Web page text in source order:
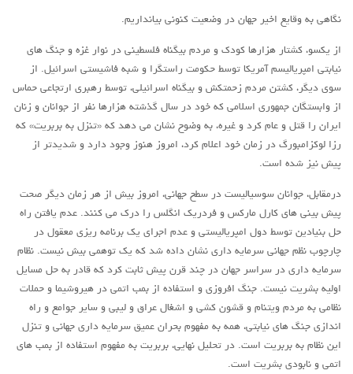
حزب کمونیست کارگری
حزب کمونیست ایران
کومله
اقلیت
اتحاد سوسیالیستی کارگری
IMT گرایش بین المللی مارکسیستی
آنارشیست ها
مارکسیسم
لنینیسم
تروتسکیسم
نگاهی به وقایع اخیر جهان در وضعیت کنونی بیانداریم.
از یکسو، کشتار هزارها کودک و مردم بیگناه فلسطینی در نوار غزه و جنگ های
نیابتی امپریالیسم آمریکا توسط حکومت راستگرا و شبه فاشیستی اسرائیل. از
سوی دیگر، کشتن مردم زحمتکش و بیگناه اسرائیلی، توسط رهبری ارتجاعی حماس
از وابستگان جمهوری اسلامی که خود در سال گذشته هزارها نفر از جوانان و زنان
ایران را قتل و عام کرد و غیره، به وضوح نشان می دهد که «تنزل به بربریت» که
رزا لوکزامبورگ در زمان خود اعلام کرد، امروز هنوز وجود دارد و شدیدتر از
پیش نیز شده است.
درمقابل، جوانان سوسیالیست در سطح جهانی، امروز بیش از هر زمان دیگر صحت
پیش بینی های کارل مارکس و فردریک انگلس را درک می کنند. عدم یافتن راه
حل بنیادین توسط دول امپریالیستی و عدم اجرای یک برنامه ریزی معقول در
چارچوب نظم جهانی سرمایه داری نشان داده شد که یک توهمی بیش نیست. نظام
سرمایه داری در سراسر جهان در چند قرن پیش ثابت کرد که قادر به حل مسایل
اولیه بشریت نیست. جنگ افروزی و استفاده از بمب اتمی در هیروشیما و حملات
نظامی به مردم ویتنام و قشون کشی و اشغال عراق و لیبی و سایر جوامع و راه
اندازی جنگ های نیابتی، همه به مفهوم بحران عمیق سرمایه داری جهانی و تنزل
این نظام به بربریت است. در تحلیل نهایی، بربریت به مفهوم استفاده از بمب های
اتمی و نابودی بشریت است.